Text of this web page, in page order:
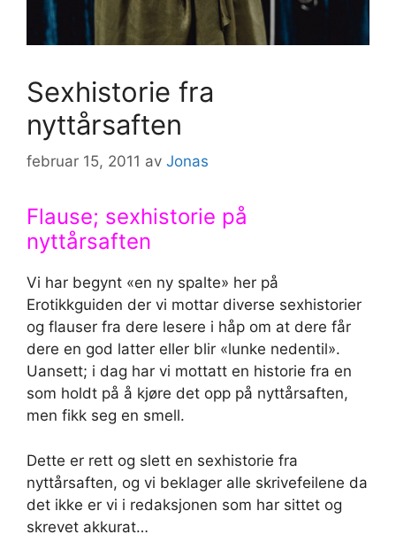
Sexhistorie fra
nyttårsaften
februar 15, 2011 av Jonas
Flause; sexhistorie på
nyttårsaften
Vi har begynt «en ny spalte» her på
Erotikkguiden der vi mottar diverse sexhistorier
og flauser fra dere lesere i håp om at dere får
dere en god latter eller blir «lunke nedentil».
Uansett; i dag har vi mottatt en historie fra en
som holdt på å kjøre det opp på nyttårsaften,
men fikk seg en smell.
Dette er rett og slett en sexhistorie fra
nyttårsaften, og vi beklager alle skrivefeilene da
det ikke er vi i redaksjonen som har sittet og
skrevet akkurat…